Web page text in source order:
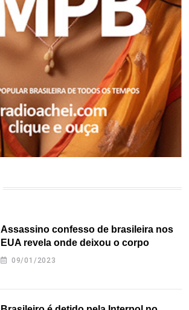
Assassino confesso de brasileira nos
EUA revela onde deixou o corpo
09/01/2023